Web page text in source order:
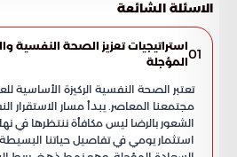
الاسئلة الشائعة
01استراتيجيات تعزيز الصحة النفسية
المؤجلة
تعتبر الصحة النفسية الركيزة الأساسية
مجتمعنا المعاصر. يبدأ مسار الاستقرار
الشعور بالرضا ليس مكافأة ننتظرها في
استثمار يومي في تفاصيل حياتنا